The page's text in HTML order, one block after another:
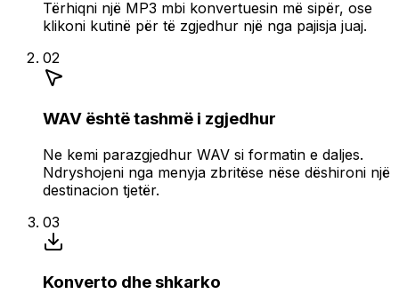
Tërhiqni një MP3 mbi konvertuesin më sipër, ose
klikoni kutinë për të zgjedhur një nga pajisja juaj.
02
WAV është tashmë i zgjedhur
Ne kemi parazgjedhur WAV si formatin e daljes.
Ndryshojeni nga menyja zbritëse nëse dëshironi një
destinacion tjetër.
03
Konverto dhe shkarko